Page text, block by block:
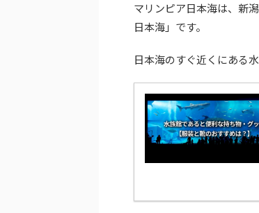
マリンピア日本海は、新
日本海」です。
日本海のすぐ近くにある